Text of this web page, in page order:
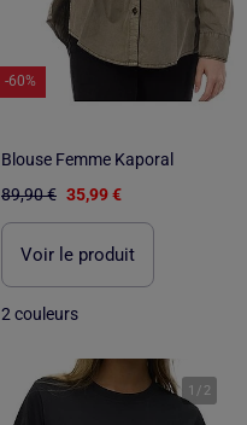
-60%
Blouse Femme Kaporal
89,90 € 35,99 €
Voir le produit
2 couleurs
1 / 2